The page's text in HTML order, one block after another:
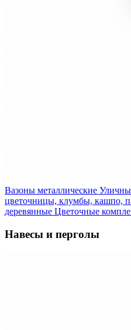
Вазоны металлические
цветочницы, клумбы, кашпо,
деревянные Цветочные
Навесы и перголы